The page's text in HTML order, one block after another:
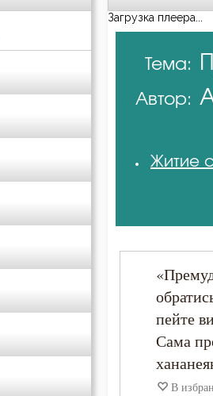
А-я
Амвросий
Василий
Ефрем Сирин
Игнатий
Загрузка плеера...
Тема:
Автор:
Житие
пейте
Сама
В